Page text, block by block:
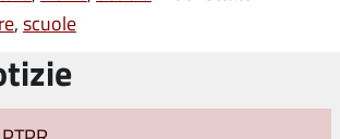
, scuole